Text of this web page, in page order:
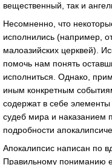
вещественный, так и
Несомненно, что
исполнились (например,
малоазийских церквей).
помочь нам понять
исполниться. Однако,
иным конкретным
содержат в себе
судеб мира и наказанием
подробности
Апокалипсис написан по
Правильному пониманию